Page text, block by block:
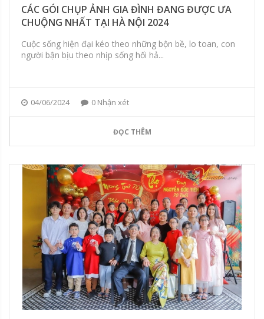
CÁC GÓI CHỤP ẢNH GIA ĐÌNH ĐANG ĐƯỢC ƯA
CHUỘNG NHẤT TẠI HÀ NỘI 2024
Cuộc sống hiện đại kéo theo những bộn bề, lo toan, con
người bận bịu theo nhịp sống hối hả...
04/06/2024 0 Nhận xét
ĐỌC THÊM